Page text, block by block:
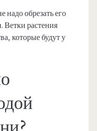
обрезать его
Ветки растения
которые будут у